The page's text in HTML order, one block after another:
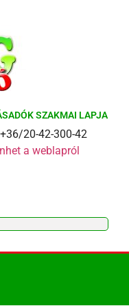
SZAKMAI LAPJA
20-42-300-42
a weblapról